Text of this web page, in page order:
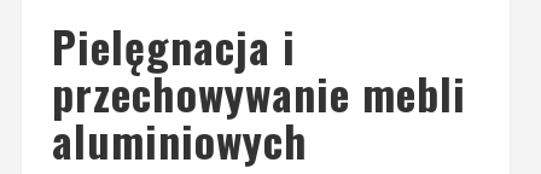
Pielęgnacja i
przechowywanie mebli
aluminiowych